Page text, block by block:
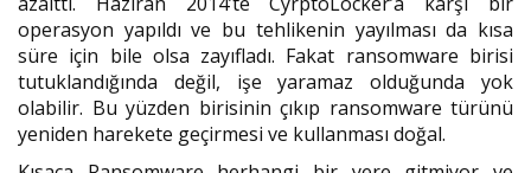
operasyon yapıldı ve bu tehlikenin yayılması da kısa
süre için bile olsa zayıfladı. Fakat ransomware birisi
tutuklandığında değil, işe yaramaz olduğunda yok
olabilir. Bu yüzden birisinin çıkıp ransomware türünü
yeniden harekete geçirmesi ve kullanması doğal.